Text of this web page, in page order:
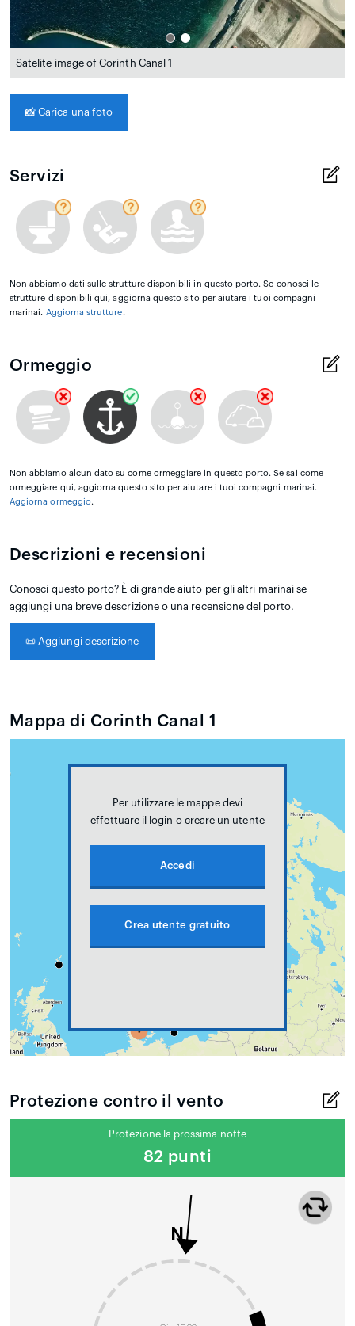
Satelite image of Corinth Canal 1
📸 Carica una foto
Servizi
Non abbiamo dati sulle strutture disponibili in questo porto. Se conosci le
strutture disponibili qui, aggiorna questo sito per aiutare i tuoi compagni
marinai. Aggiorna strutture.
Ormeggio
Non abbiamo alcun dato su come ormeggiare in questo porto. Se sai come
ormeggiare qui, aggiorna questo sito per aiutare i tuoi compagni marinai.
Aggiorna ormeggio.
Descrizioni e recensioni
Conosci questo porto? È di grande aiuto per gli altri marinai se
aggiungi una breve descrizione o una recensione del porto.
📜 Aggiungi descrizione
Mappa di Corinth Canal 1
Per utilizzare le mappe devi
effettuare il login o creare un utente
Accedi
Crea utente gratuito
Protezione contro il vento
Protezione la prossima notte
82 punti
N